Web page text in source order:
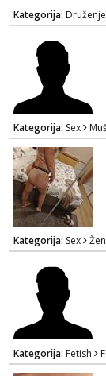
Kategorija: Druženje
Kategorija: Sex
Kategorija: Sex
Kategorija: Fetish